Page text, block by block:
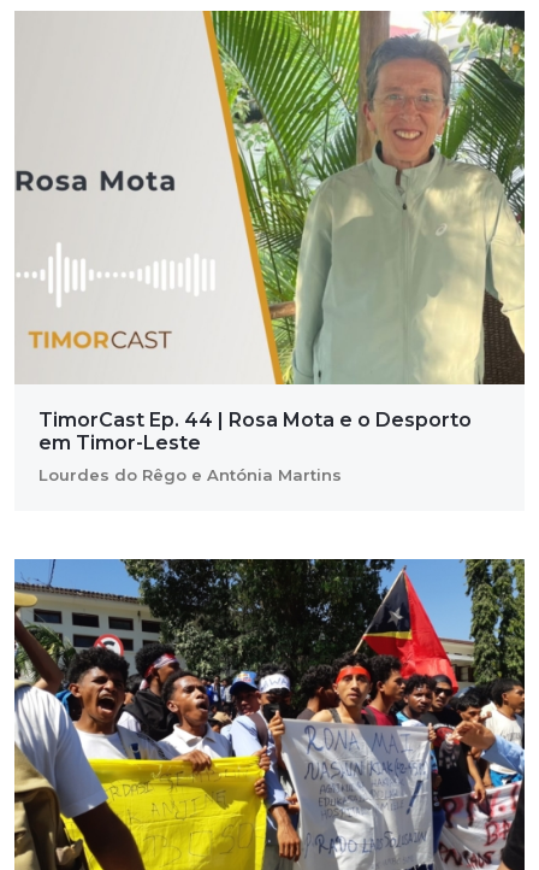
TimorCast Ep. 44 | Rosa Mota e o Desporto
em Timor-Leste
Lourdes do Rêgo e Antónia Martins